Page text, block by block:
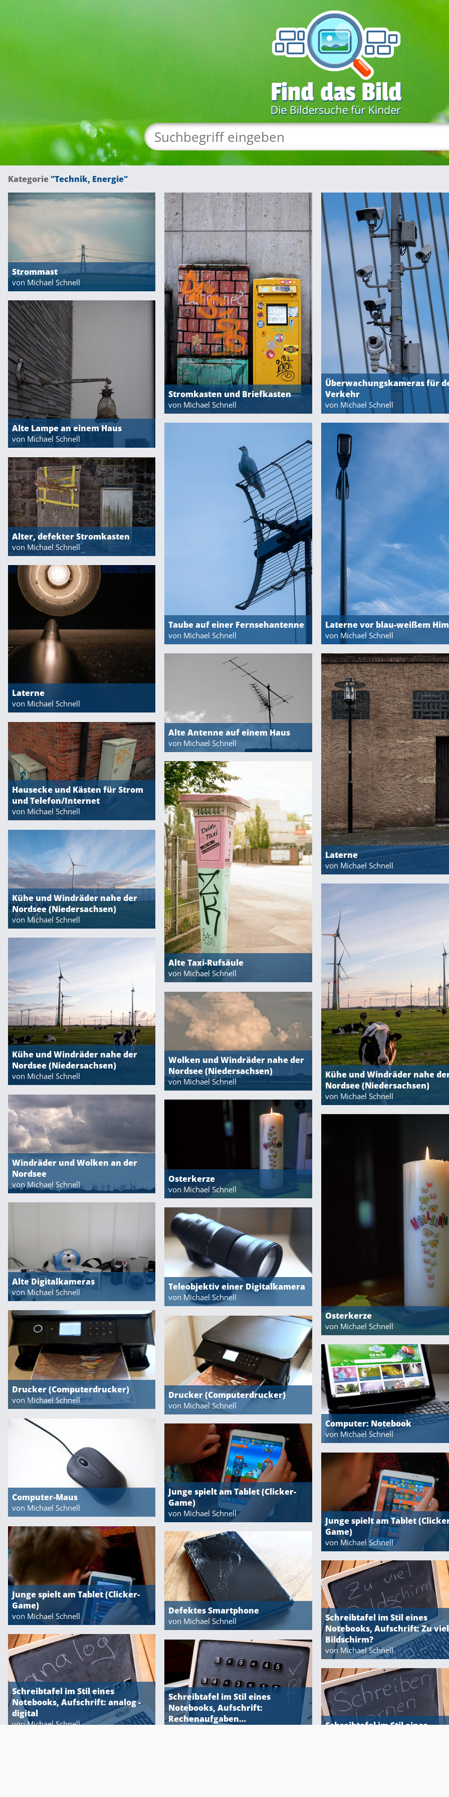
Kategorie "Technik, Energie"
Strommast
von Michael Schnell
Stromkasten und Briefkasten
von Michael Schnell
Überwachungskameras für
Verkehr
von Michael Schnell
Alte Lampe an einem Haus
von Michael Schnell
Taube auf einer Fernsehantenne
von Michael Schnell
Laterne vor blau-weißem
von Michael Schnell
Alter, defekter Stromkasten
von Michael Schnell
Laterne
von Michael Schnell
Alte Antenne auf einem Haus
von Michael Schnell
Laterne
von Michael Schnell
Hausecke und Kästen für Strom
und Telefon/Internet
von Michael Schnell
Alte Taxi-Rufsäule
von Michael Schnell
Kühe und Windräder nahe der
Nordsee (Niedersachsen)
von Michael Schnell
Kühe und Windräder nahe
Nordsee (Niedersachsen)
von Michael Schnell
Kühe und Windräder nahe der
Nordsee (Niedersachsen)
von Michael Schnell
Wolken und Windräder nahe der
Nordsee (Niedersachsen)
von Michael Schnell
Windräder und Wolken an der
Nordsee
von Michael Schnell Osterkerze
von Michael Schnell
Osterkerze
von Michael Schnell
Alte Digitalkameras
von Michael Schnell Teleobjektiv einer Digitalkamera
von Michael Schnell
Drucker (Computerdrucker)
von Michael Schnell Drucker (Computerdrucker)
von Michael Schnell
Computer: Notebook
von Michael Schnell
Computer-Maus
von Michael Schnell
Junge spielt am Tablet (Clicker-
Game)
von Michael Schnell
Junge spielt am Tablet
Game)
von Michael Schnell
Junge spielt am Tablet (Clicker-
Game)
von Michael Schnell Defektes Smartphone
von Michael Schnell
Schreibtafel im Stil eines
Notebooks, Aufschrift: Zu viel
Bildschirm?
von Michael Schnell
Schreibtafel im Stil eines
Notebooks, Aufschrift: analog -
digital
von Michael Schnell
Schreibtafel im Stil eines
Notebooks, Aufschrift:
Rechenaufgaben…
Schreibtafel im Stil eines
Über diese Seite / Elterninfos Impressum